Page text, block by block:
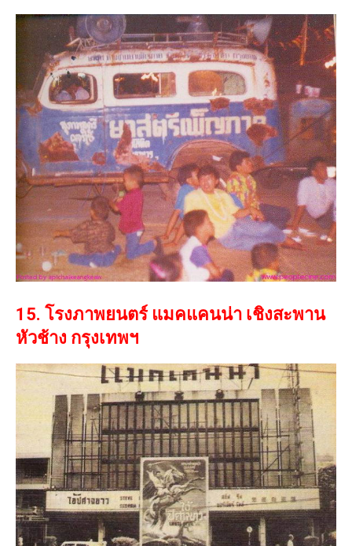
15. โรงภาพยนตร์ แมคแคนน่า เชิงสะพาน
หัวช้าง กรุงเทพฯ